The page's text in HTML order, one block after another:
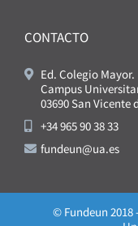
CONTACTO
Ed. Colegio Mayor.
Campus
03690 San Vicente
+34 965 90 38 33
fundeun@ua.es
© Fundeun 2018